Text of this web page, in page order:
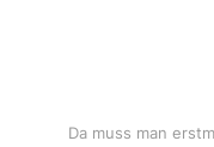
Da muss man